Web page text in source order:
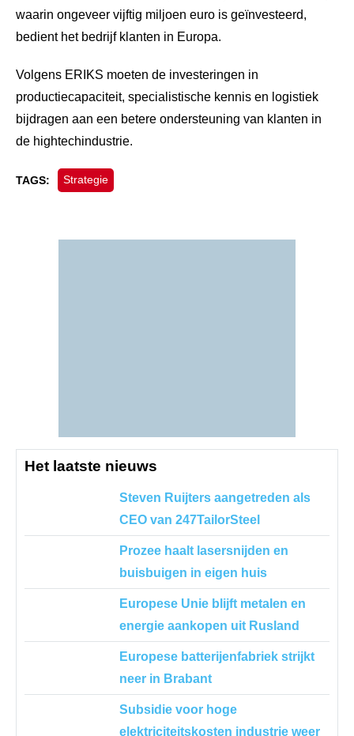
waarin ongeveer vijftig miljoen euro is geïnvesteerd,
bedient het bedrijf klanten in Europa.
Volgens ERIKS moeten de investeringen in
productiecapaciteit, specialistische kennis en logistiek
bijdragen aan een betere ondersteuning van klanten in
de hightechindustrie.
TAGS: Strategie
Het laatste nieuws
Steven Ruijters aangetreden als
CEO van 247TailorSteel
Prozee haalt lasersnijden en
buisbuigen in eigen huis
Europese Unie blijft metalen en
energie aankopen uit Rusland
Europese batterijenfabriek strijkt
neer in Brabant
Subsidie voor hoge
elektriciteitskosten industrie weer